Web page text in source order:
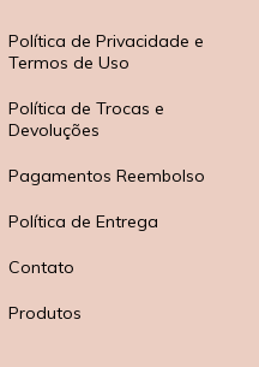
Política de Privacidade e
Termos de Uso
Política de Trocas e
Devoluções
Pagamentos Reembolso
Política de Entrega
Contato
Produtos